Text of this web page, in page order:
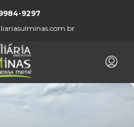
9297